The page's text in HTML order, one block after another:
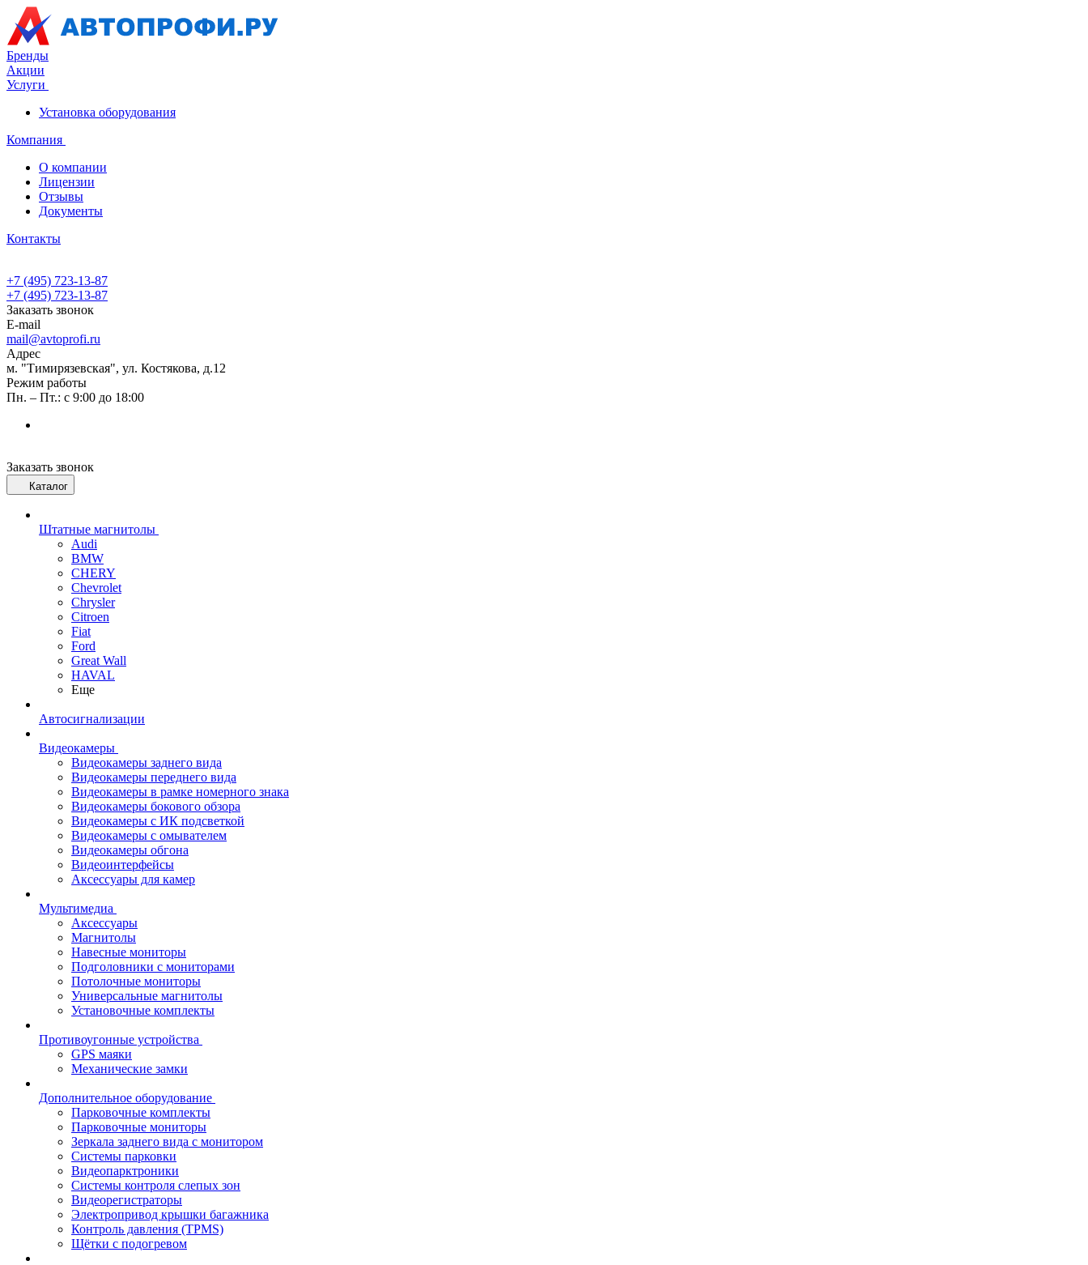
Бренды
Акции
Услуги
Установка оборудования
Компания
О компании
Лицензии
Отзывы
Документы
Контакты
+7 (495) 723-13-87
+7 (495) 723-13-87
Заказать звонок
E-mail
mail@avtoprofi.ru
Адрес
м. "Тимирязевская", ул. Костякова, д.12
Режим работы
Пн. – Пт.: с 9:00 до 18:00
Заказать звонок
Каталог
Штатные магнитолы
Audi
BMW
CHERY
Chevrolet
Chrysler
Citroen
Fiat
Ford
Great Wall
HAVAL
Еще
Автосигнализации
Видеокамеры
Видеокамеры заднего вида
Видеокамеры переднего вида
Видеокамеры в рамке номерного знака
Видеокамеры бокового обзора
Видеокамеры с ИК подсветкой
Видеокамеры с омывателем
Видеокамеры обгона
Видеоинтерфейсы
Аксессуары для камер
Мультимедиа
Аксессуары
Магнитолы
Навесные мониторы
Подголовники с мониторами
Потолочные мониторы
Универсальные магнитолы
Установочные комплекты
Противоугонные устройства
GPS маяки
Механические замки
Дополнительное оборудование
Парковочные комплекты
Парковочные мониторы
Зеркала заднего вида с монитором
Системы парковки
Видеопарктроники
Системы контроля слепых зон
Видеорегистраторы
Электропривод крышки багажника
Контроль давления (TPMS)
Щётки с подогревом